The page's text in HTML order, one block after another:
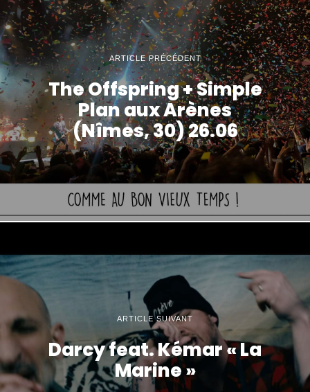
ARTICLE PRÉCÉDENT
The Offspring + Simple
Plan aux Arènes
(Nîmes, 30) 26.06
ARTICLE SUIVANT
Darcy feat. Kémar « La
Marine »